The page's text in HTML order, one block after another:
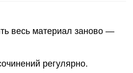
правила орфографии)
весь материал заново —
регулярно.